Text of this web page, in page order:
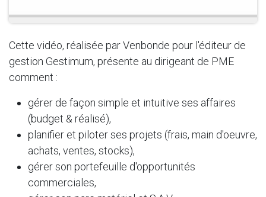
Cette vidéo, réalisée par Venbonde pour l'éditeur de
gestion Gestimum, présente au dirigeant de PME
comment :
gérer de façon simple et intuitive ses affaires
(budget & réalisé),
planifier et piloter ses projets (frais, main d'oeuvre,
achats, ventes, stocks),
gérer son portefeuille d'opportunités
commerciales,